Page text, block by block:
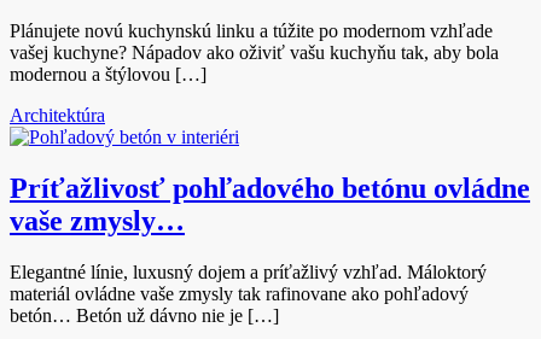
Plánujete novú kuchynskú linku a túžite po modernom vzhľade
vašej kuchyne? Nápadov ako oživiť vašu kuchyňu tak, aby bola
modernou a štýlovou […]
Architektúra
Príťažlivosť pohľadového betónu ovládne
vaše zmysly…
Elegantné línie, luxusný dojem a príťažlivý vzhľad. Máloktorý
materiál ovládne vaše zmysly tak rafinovane ako pohľadový
betón… Betón už dávno nie je […]